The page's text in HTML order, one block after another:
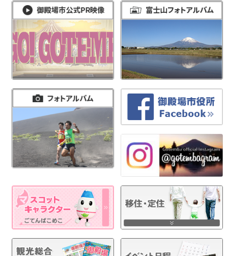
ー
シ
ョ
ン